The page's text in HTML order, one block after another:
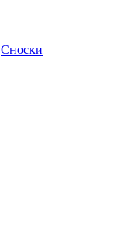
Сноски